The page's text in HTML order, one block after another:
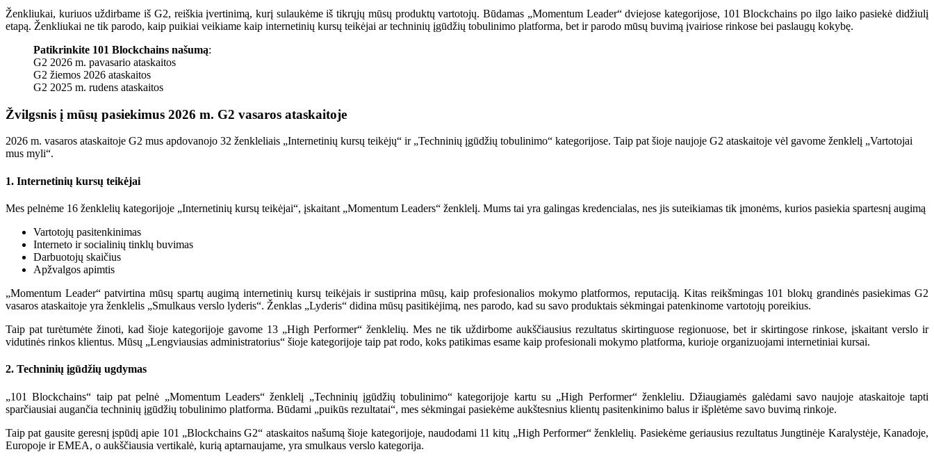
Ženkliukai, kuriuos uždirbame iš G2, reiškia įvertinimą, kurį sulaukėme iš tikrųjų mūsų produktų vartotojų. Būdamas „Momentum Leader“ dviejose kategorijose, 101 Blockchains po ilgo laiko pasiekė didžiulį
etapą. Ženkliukai ne tik parodo, kaip puikiai veikiame kaip internetinių kursų teikėjai ar techninių įgūdžių tobulinimo platforma, bet ir parodo mūsų buvimą įvairiose rinkose bei paslaugų kokybę.
Patikrinkite 101 Blockchains našumą:
G2 2026 m. pavasario ataskaitos
G2 žiemos 2026 ataskaitos
G2 2025 m. rudens ataskaitos
Žvilgsnis į mūsų pasiekimus 2026 m. G2 vasaros ataskaitoje
2026 m. vasaros ataskaitoje G2 mus apdovanojo 32 ženkleliais „Internetinių kursų teikėjų“ ir „Techninių įgūdžių tobulinimo“ kategorijose. Taip pat šioje naujoje G2 ataskaitoje vėl gavome ženklelį „Vartotojai
mus myli“.
1. Internetinių kursų teikėjai
Mes pelnėme 16 ženklelių kategorijoje „Internetinių kursų teikėjai“, įskaitant „Momentum Leaders“ ženklelį. Mums tai yra galingas kredencialas, nes jis suteikiamas tik įmonėms, kurios pasiekia spartesnį augimą
Vartotojų pasitenkinimas
Interneto ir socialinių tinklų buvimas
Darbuotojų skaičius
Apžvalgos apimtis
„Momentum Leader“ patvirtina mūsų spartų augimą internetinių kursų teikėjais ir sustiprina mūsų, kaip profesionalios mokymo platformos, reputaciją. Kitas reikšmingas 101 blokų grandinės pasiekimas G2
vasaros ataskaitoje yra ženklelis „Smulkaus verslo lyderis“. Ženklas „Lyderis“ didina mūsų pasitikėjimą, nes parodo, kad su savo produktais sėkmingai patenkinome vartotojų poreikius.
Taip pat turėtumėte žinoti, kad šioje kategorijoje gavome 13 „High Performer“ ženklelių. Mes ne tik uždirbome aukščiausius rezultatus skirtinguose regionuose, bet ir skirtingose ​​rinkose, įskaitant verslo ir
vidutinės rinkos klientus. Mūsų „Lengviausias administratorius“ šioje kategorijoje taip pat rodo, koks patikimas esame kaip profesionali mokymo platforma, kurioje organizuojami internetiniai kursai.
2. Techninių įgūdžių ugdymas
„101 Blockchains“ taip pat pelnė „Momentum Leaders“ ženklelį „Techninių įgūdžių tobulinimo“ kategorijoje kartu su „High Performer“ ženkleliu. Džiaugiamės galėdami savo naujoje ataskaitoje tapti
sparčiausiai augančia techninių įgūdžių tobulinimo platforma. Būdami „puikūs rezultatai“, mes sėkmingai pasiekėme aukštesnius klientų pasitenkinimo balus ir išplėtėme savo buvimą rinkoje.
Taip pat gausite geresnį įspūdį apie 101 „Blockchains G2“ ataskaitos našumą šioje kategorijoje, naudodami 11 kitų „High Performer“ ženklelių. Pasiekėme geriausius rezultatus Jungtinėje Karalystėje, Kanadoje,
Europoje ir EMEA, o aukščiausia vertikalė, kurią aptarnaujame, yra smulkaus verslo kategorija.